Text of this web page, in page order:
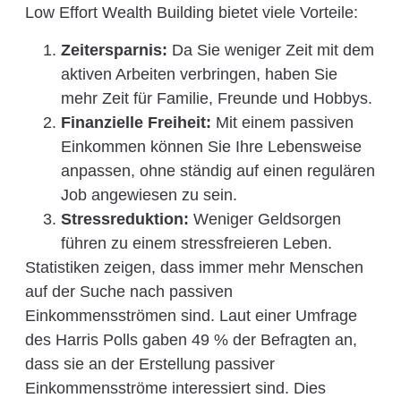
Low Effort Wealth Building bietet viele Vorteile:
Zeitersparnis: Da Sie weniger Zeit mit dem
aktiven Arbeiten verbringen, haben Sie
mehr Zeit für Familie, Freunde und Hobbys.
Finanzielle Freiheit: Mit einem passiven
Einkommen können Sie Ihre Lebensweise
anpassen, ohne ständig auf einen regulären
Job angewiesen zu sein.
Stressreduktion: Weniger Geldsorgen
führen zu einem stressfreieren Leben.
Statistiken zeigen, dass immer mehr Menschen
auf der Suche nach passiven
Einkommensströmen sind. Laut einer Umfrage
des Harris Polls gaben 49 % der Befragten an,
dass sie an der Erstellung passiver
Einkommensströme interessiert sind. Dies